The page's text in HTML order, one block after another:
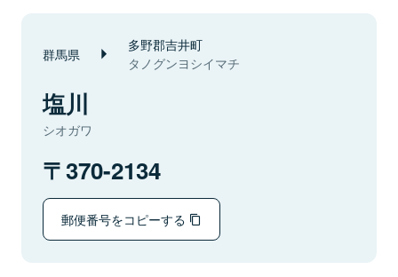
群馬県 多野郡吉井町
タノグンヨシイマチ
塩川
シオガワ
370-2134
郵便番号をコピーする